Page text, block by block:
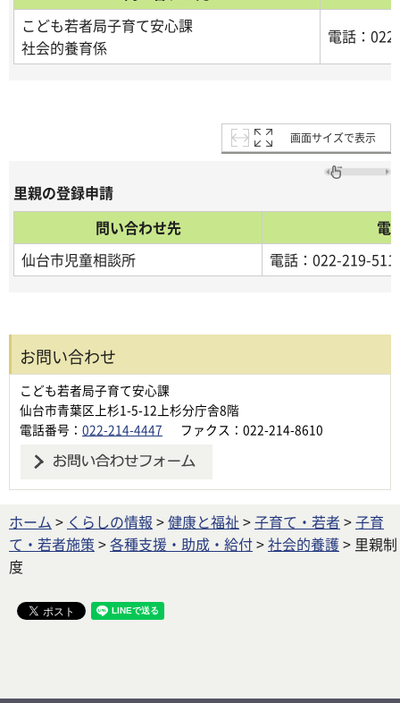
こども若者局子育て安心課
社会的養育係
電話：
画面サイズで表示
里親の登録申請
問い合わせ先
電
仙台市児童相談所
電話：022-219-
お問い合わせ
こども若者局子育て安心課
仙台市青葉区上杉1-5-12上杉分庁舎8階
電話番号： 022-214-4447 ファクス：022-214-8610
ホーム > くらしの情報 >健康と福祉 >子育て・若者 >子育
て・若者施策 >各種支援・助成・給付>社会的養護 > 里親制
度